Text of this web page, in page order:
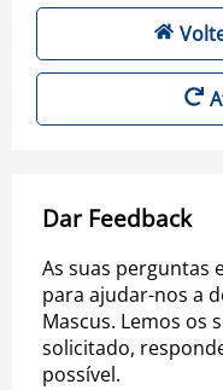
Dar Feedback
As suas perguntas
para ajudar-nos a
Mascus. Lemos os
solicitado,
possível.